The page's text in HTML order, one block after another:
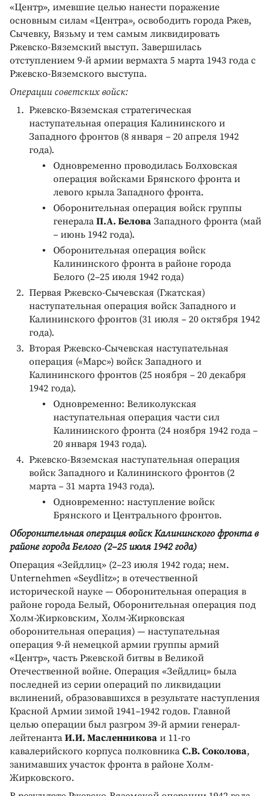
«Центр», имевшие целью нанести поражение
основным силам «Центра», освободить города Ржев,
Сычевку, Вязьму и тем самым ликвидировать
Ржевско-Вяземский выступ. Завершилась
отступлением 9-й армии вермахта 5 марта 1943 года с
Ржевско-Вяземского выступа.
Операции советских войск:
Ржевско-Вяземская стратегическая
наступательная операция Калининского и
Западного фронтов (8 января – 20 апреля 1942
года).
Одновременно проводилась Болховская
операция войсками Брянского фронта и
левого крыла Западного фронта.
Оборонительная операция войск группы
генерала П.А. Белова Западного фронта (май
– июнь 1942 года).
Оборонительная операция войск
Калининского фронта в районе города
Белого (2–25 июля 1942 года)
Первая Ржевско-Сычевская (Гжатская)
наступательная операция войск Западного и
Калининского фронтов (31 июля – 20 октября 1942
года).
Вторая Ржевско-Сычевская наступательная
операция («Марс») войск Западного и
Калининского фронтов (25 ноября – 20 декабря
1942 года).
Одновременно: Великолукская
наступательная операция части сил
Калининского фронта (24 ноября 1942 года –
20 января 1943 года).
Ржевско-Вяземская наступательная операция
войск Западного и Калининского фронтов (2
марта – 31 марта 1943 года).
Одновременно: наступление войск
Брянского и Центрального фронтов.
Оборонительная операция войск Калининского фронта в
районе города Белого (2–25 июля 1942 года)
Операция «Зейдлиц» (2–23 июля 1942 года; нем.
Unternehmen «Seydlitz»; в отечественной
исторической науке — Оборонительная операция в
районе города Белый, Оборонительная операция под
Холм-Жирковским, Холм-Жирковская
оборонительная операция) — наступательная
операция 9-й немецкой армии группы армий
«Центр», часть Ржевской битвы в Великой
Отечественной войне. Операция «Зейдлиц» была
последней из серии операций по ликвидации
вклинений, образовавшихся в результате наступления
Красной Армии зимой 1941–1942 годов. Главной
целью операции был разгром 39-й армии генерал-
лейтенанта И.И. Масленникова и 11-го
кавалерийского корпуса полковника С.В. Соколова,
занимавших участок фронта в районе Холм-
Жирковского.